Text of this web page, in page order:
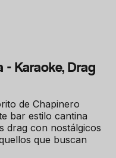
- Karaoke, Drag
de Chapinero
bar estilo cantina
drag con nostálgicos
que buscan